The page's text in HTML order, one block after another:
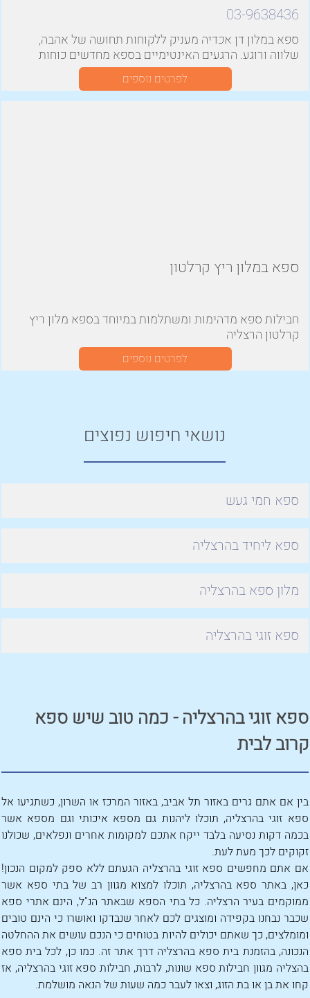
03-9638436
ספא במלון דן אכדיה מעניק ללקוחות תחושה של אהבה,
שלווה ורוגע. הרגעים האינטימיים בספא מחדשים כוחות
ואנרגיות ומאפשרים תחושה נינוחה
לפרטים נוספים
ספא במלון ריץ קרלטון
חבילות ספא מדהימות ומשתלמות במיוחד בספא מלון ריץ
קרלטון הרצליה
לפרטים נוספים
נושאי חיפוש נפוצים
ספא חמי געש
ספא ליחיד בהרצליה
מלון ספא בהרצליה
ספא זוגי בהרצליה
ספא זוגי בהרצליה - כמה טוב שיש ספא
קרוב לבית
בין אם אתם גרים באזור תל אביב, באזור המרכז או השרון, כשתגיעו אל
ספא זוגי בהרצליה, תוכלו ליהנות גם מספא איכותי וגם מספא אשר
בכמה דקות נסיעה בלבד ייקח אתכם למקומות אחרים ונפלאים, שכולנו
זקוקים לכך מעת לעת.
אם אתם מחפשים ספא זוגי בהרצליה הגעתם ללא ספק למקום הנכון!
כאן, באתר ספא בהרצליה, תוכלו למצוא מגוון רב של בתי ספא אשר
ממוקמים בעיר הרצליה. כל בתי הספא שבאתר הנ"ל, הינם אתרי ספא
שכבר נבחנו בקפידה ומוצגים לכם לאחר שנבדקו ואושרו כי הינם טובים
ומומלצים, כך שאתם יכולים להיות בטוחים כי הנכם עושים את ההחלטה
הנכונה, בהזמנת בית ספא בהרצליה דרך אתר זה. כמו כן, לכל בית ספא
בהצליה מגוון חבילות ספא שונות, לרבות, חבילות ספא זוגי בהרצליה, אז
קחו את בן או בת הזוג, וצאו לעבר כמה שעות של הנאה מושלמת.